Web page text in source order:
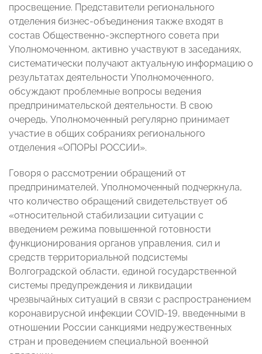
просвещение. Представители регионального
отделения бизнес-объединения также входят в
состав Общественно-экспертного совета при
Уполномоченном, активно участвуют в заседаниях,
систематически получают актуальную информацию о
результатах деятельности Уполномоченного,
обсуждают проблемные вопросы ведения
предпринимательской деятельности. В свою
очередь, Уполномоченный регулярно принимает
участие в общих собраниях регионального
отделения «ОПОРЫ РОССИИ».
Говоря о рассмотрении обращений от
предпринимателей, Уполномоченный подчеркнула,
что количество обращений свидетельствует об
«относительной стабилизации ситуации с
введением режима повышенной готовности
функционирования органов управления, сил и
средств территориальной подсистемы
Волгоградской области, единой государственной
системы предупреждения и ликвидации
чрезвычайных ситуаций в связи с распространением
коронавирусной инфекции COVID-19, введенными в
отношении России санкциями недружественных
стран и проведением специальной военной